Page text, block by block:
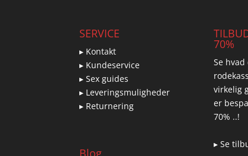
SERVICE
▸ Kontakt
▸ Kundeservice
▸ Sex guides
▸ Leveringsmuligheder
▸ Returnering
Blog
70%
Se
virkelig
er
70% ..!
▸ Se